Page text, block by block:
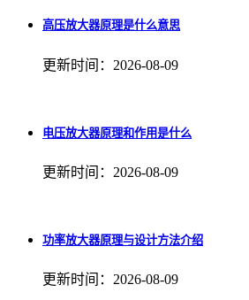
高压放大器原理是什么意思
更新时间：2026-08-09
电压放大器原理和作用是什么
更新时间：2026-08-09
功率放大器原理与设计方法介绍
更新时间：2026-08-09